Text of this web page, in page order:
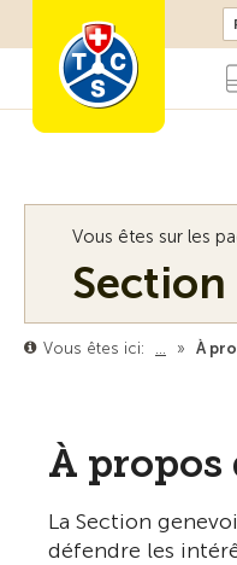
Devenir
Vous êtes sur les
Section
Vous êtes ici: … » À
À propos
La Section
défendre les